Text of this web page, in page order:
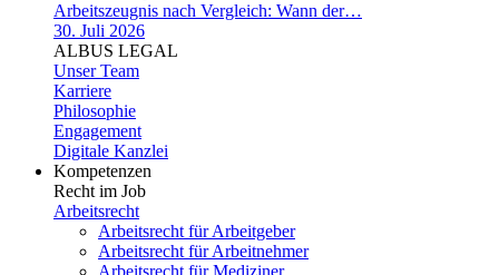
Arbeitszeugnis nach Vergleich: Wann der…
30. Juli 2026
ALBUS LEGAL
Unser Team
Karriere
Philosophie
Engagement
Digitale Kanzlei
Kompetenzen
Recht im Job
Arbeitsrecht
Arbeitsrecht für Arbeitgeber
Arbeitsrecht für Arbeitnehmer
Arbeitsrecht für Mediziner